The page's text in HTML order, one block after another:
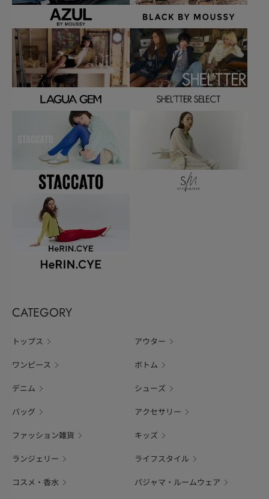
CATEGORY
トップス アウター
ワンピース ボトム
デニム シューズ
バッグ アクセサリー
ファッション雑貨 キッズ
ランジェリー ライフスタイル
コスメ・香水 パジャマ・ルームウェア